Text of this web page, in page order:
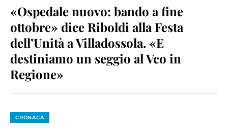
«Ospedale nuovo: bando a fine
ottobre» dice Riboldi alla Festa
dell’Unità a Villadossola. «E
destiniamo un seggio al Vco in
Regione»
CRONACA